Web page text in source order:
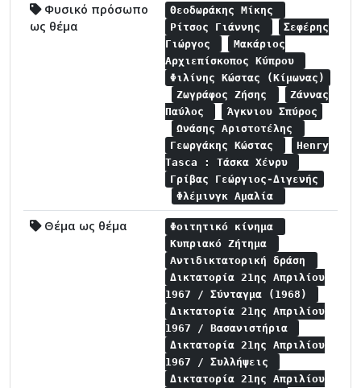
Φυσικό πρόσωπο
ως θέμα
Θεοδωράκης Μίκης
Ρίτσος Γιάννης
Σεφέρης
Γιώργος
Μακάριος
Αρχιεπίσκοπος Κύπρου
Φιλίνης Κώστας (Κίμωνας)
Ζωγράφος Ζήσης
Ζάννας
Παύλος
Άγκνιου Σπύρος
Ωνάσης Αριστοτέλης
Γεωργάκης Κώστας
Henry
Tasca : Τάσκα Χένρυ
Γρίβας Γεώργιος-Διγενής
Φλέμινγκ Αμαλία
Θέμα ως θέμα
Φοιτητικό κίνημα
Κυπριακό Ζήτημα
Αντιδικτατορική δράση
Δικτατορία 21ης Απριλίου
1967 / Σύνταγμα (1968)
Δικτατορία 21ης Απριλίου
1967 / Βασανιστήρια
Δικτατορία 21ης Απριλίου
1967 / Συλλήψεις
Δικτατορία 21ης Απριλίου